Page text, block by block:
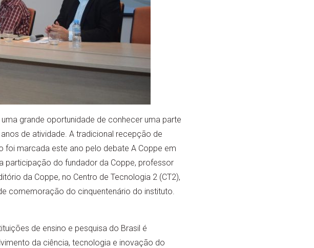
grande oportunidade de conhecer uma parte
de atividade. A tradicional recepção de
marcada este ano pelo debate A Coppe em
do fundador da Coppe, professor
da Coppe, no Centro de Tecnologia 2 (CT2),
comemoração do cinquentenário do instituto.
de ensino e pesquisa do Brasil é
da ciência, tecnologia e inovação do